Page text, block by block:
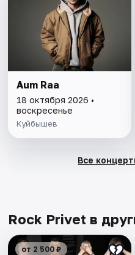
Aum Raa
18 октября 2026 •
воскресенье
Куйбышев
Все
Rock Privet в
от 2 500 ₽